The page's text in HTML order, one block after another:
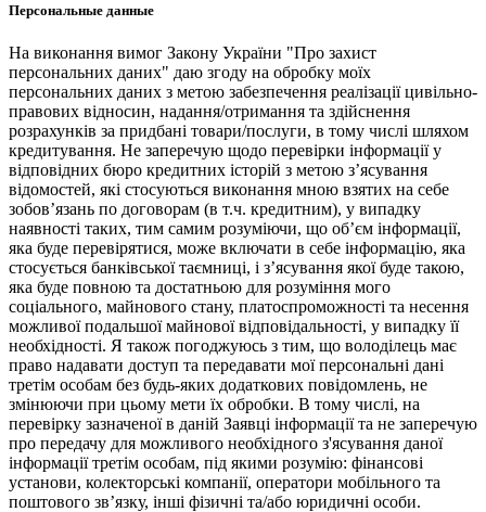
Персональные данные
На виконання вимог Закону України "Про захист
персональних даних" даю згоду на обробку моїх
персональних даних з метою забезпечення реалізації цивільно-
правових відносин, надання/отримання та здійснення
розрахунків за придбані товари/послуги, в тому числі шляхом
кредитування. Не заперечую щодо перевірки інформації у
відповідних бюро кредитних історій з метою з’ясування
відомостей, які стосуються виконання мною взятих на себе
зобов’язань по договорам (в т.ч. кредитним), у випадку
наявності таких, тим самим розуміючи, що об’єм інформації,
яка буде перевірятися, може включати в себе інформацію, яка
стосується банківської таємниці, і з’ясування якої буде такою,
яка буде повною та достатньою для розуміння мого
соціального, майнового стану, платоспроможності та несення
можливої подальшої майнової відповідальності, у випадку її
необхідності. Я також погоджуюсь з тим, що володілець має
право надавати доступ та передавати мої персональні дані
третім особам без будь-яких додаткових повідомлень, не
змінюючи при цьому мети їх обробки. В тому числі, на
перевірку зазначеної в даній Заявці інформації та не заперечую
про передачу для можливого необхідного з'ясування даної
інформації третім особам, під якими розумію: фінансові
установи, колекторські компанії, оператори мобільного та
поштового зв’язку, інші фізичні та/або юридичні особи.